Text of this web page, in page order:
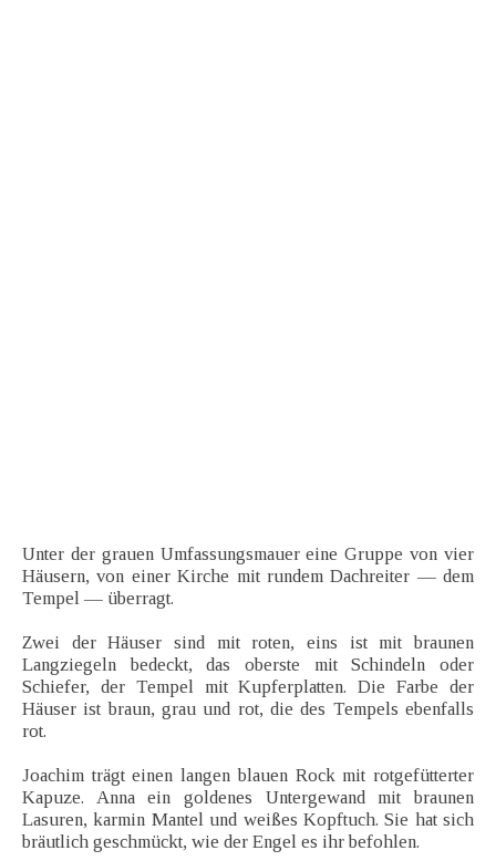
Unter der grauen Umfassungsmauer eine Gruppe von vier
Häusern, von einer Kirche mit rundem Dachreiter — dem
Tempel — überragt.
Zwei der Häuser sind mit roten, eins ist mit braunen
Langziegeln bedeckt, das oberste mit Schindeln oder
Schiefer, der Tempel mit Kupferplatten. Die Farbe der
Häuser ist braun, grau und rot, die des Tempels ebenfalls
rot.
Joachim trägt einen langen blauen Rock mit rotgefütterter
Kapuze. Anna ein goldenes Untergewand mit braunen
Lasuren, karmin Mantel und weißes Kopftuch. Sie hat sich
bräutlich geschmückt, wie der Engel es ihr befohlen.